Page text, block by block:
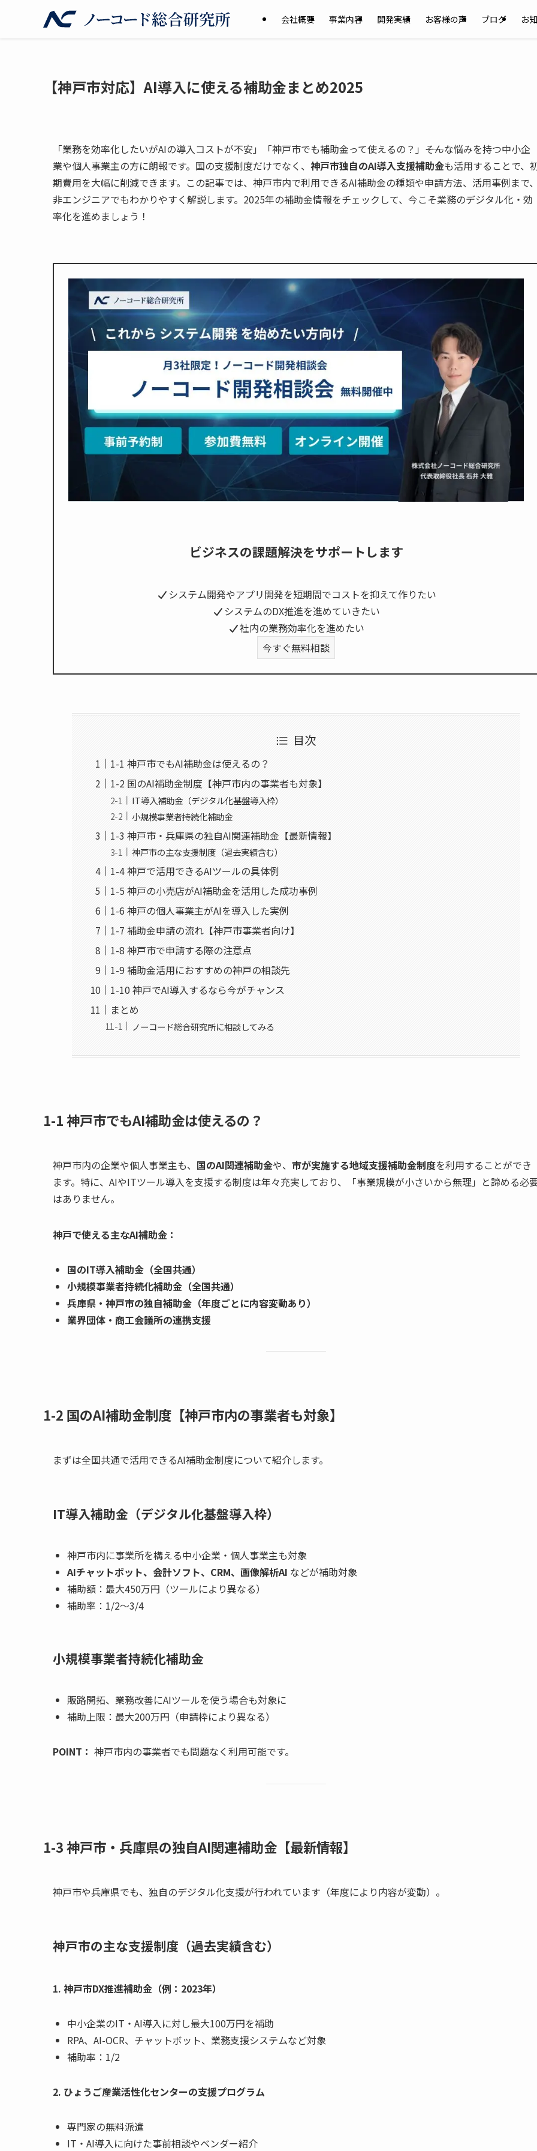
会社概要 事業内容 開発実績 お客様の声 ブログ お
【神戸市対応】AI導入に使える補助金まとめ2025
「業務を効率化したいがAIの導入コストが不安」「神戸市でも補助金って使えるの？」――そんな悩みを持つ中小企
業や個人事業主の方に朗報です。国の支援制度だけでなく、 神戸市独自のAI導入支援補助金も活用することで、
期費用を大幅に削減できます。この記事では、神戸市内で利用できるAI補助金の種類や申請方法、活用事例まで
非エンジニアでもわかりやすく解説します。2025年の補助金情報をチェックして、今こそ業務のデジタル化・効
率化を進めましょう！
ビジネスの課題解決をサポートします
システム開発やアプリ開発を短期間でコストを抑えて作りたい
システムのDX推進を進めていきたい
社内の業務効率化を進めたい
今すぐ無料相談
目次
1-1 神戸市でもAI補助金は使えるの？
1-2 国のAI補助金制度【神戸市内の事業者も対象】
IT導入補助金（デジタル化基盤導入枠）
小規模事業者持続化補助金
1-3 神戸市・兵庫県の独自AI関連補助金【最新情報】
神戸市の主な支援制度（過去実績含む）
1-4 神戸で活用できるAIツールの具体例
1-5 神戸の小売店がAI補助金を活用した成功事例
1-6 神戸の個人事業主がAIを導入した実例
1-7 補助金申請の流れ【神戸市事業者向け】
1-8 神戸市で申請する際の注意点
1-9 補助金活用におすすめの神戸の相談先
1-10 神戸でAI導入するなら今がチャンス
まとめ
ノーコード総合研究所に相談してみる
1-1 神戸市でもAI補助金は使えるの？
神戸市内の企業や個人事業主も、 国のAI関連補助金や、 市が実施する地域支援補助金制度を利用することができ
ます。特に、AIやITツール導入を支援する制度は年々充実しており、「事業規模が小さいから無理」と諦める必
はありません。
神戸で使える主なAI補助金：
国のIT導入補助金（全国共通）
小規模事業者持続化補助金（全国共通）
兵庫県・神戸市の独自補助金（年度ごとに内容変動あり）
業界団体・商工会議所の連携支援
1-2 国のAI補助金制度【神戸市内の事業者も対象】
まずは全国共通で活用できるAI補助金制度について紹介します。
IT導入補助金（デジタル化基盤導入枠）
神戸市内に事業所を構える中小企業・個人事業主も対象
AIチャットボット、会計ソフト、CRM、画像解析AI などが補助対象
補助額：最大450万円（ツールにより異なる）
補助率：1/2～3/4
小規模事業者持続化補助金
販路開拓、業務改善にAIツールを使う場合も対象に
補助上限：最大200万円（申請枠により異なる）
POINT： 神戸市内の事業者でも問題なく利用可能です。
1-3 神戸市・兵庫県の独自AI関連補助金【最新情報】
神戸市や兵庫県でも、独自のデジタル化支援が行われています（年度により内容が変動）。
神戸市の主な支援制度（過去実績含む）
1. 神戸市DX推進補助金（例：2023年）
中小企業のIT・AI導入に対し最大100万円を補助
RPA、AI-OCR、チャットボット、業務支援システムなど対象
補助率：1/2
2. ひょうご産業活性化センターの支援プログラム
専門家の無料派遣
IT・AI導入に向けた事前相談やベンダー紹介